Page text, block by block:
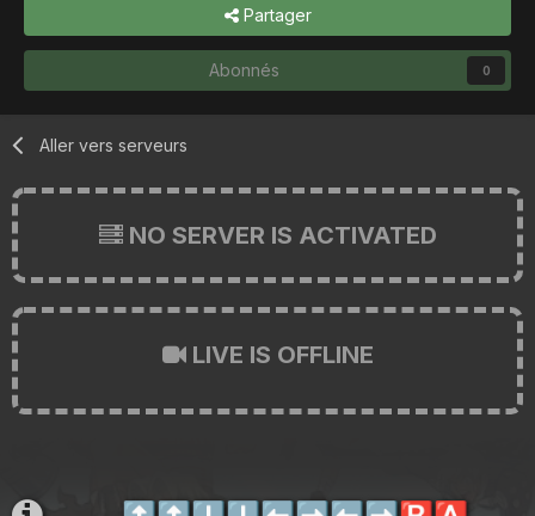
Partager
Abonnés 0
Aller vers serveurs
NO SERVER IS ACTIVATED
LIVE IS OFFLINE